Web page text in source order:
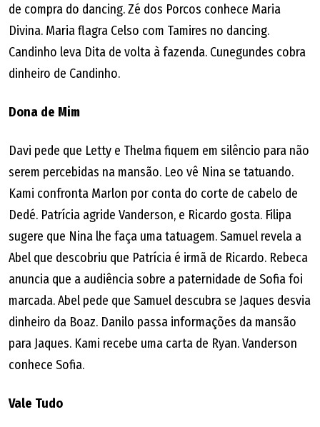
de compra do dancing. Zé dos Porcos conhece Maria
Divina. Maria flagra Celso com Tamires no dancing.
Candinho leva Dita de volta à fazenda. Cunegundes cobra
dinheiro de Candinho.
Dona de Mim
Davi pede que Letty e Thelma fiquem em silêncio para não
serem percebidas na mansão. Leo vê Nina se tatuando.
Kami confronta Marlon por conta do corte de cabelo de
Dedé. Patrícia agride Vanderson, e Ricardo gosta. Filipa
sugere que Nina lhe faça uma tatuagem. Samuel revela a
Abel que descobriu que Patrícia é irmã de Ricardo. Rebeca
anuncia que a audiência sobre a paternidade de Sofia foi
marcada. Abel pede que Samuel descubra se Jaques desvia
dinheiro da Boaz. Danilo passa informações da mansão
para Jaques. Kami recebe uma carta de Ryan. Vanderson
conhece Sofia.
Vale Tudo